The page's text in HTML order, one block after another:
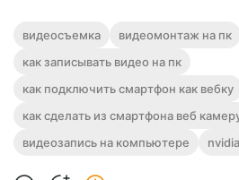
Camo Studio: удобная
видеозаписи на ПК
Camo Studio - отличная программа
со смартфона
Наблюдатель
UNLOCK
видеосъемка видеомонтаж на пк
как записывать видео на пк
как подключить смартфон как вебку
как сделать из смартфона веб
видеозапись на компьютере